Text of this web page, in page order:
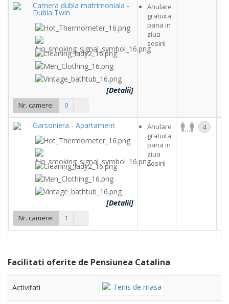
Camera dubla matrimoniala -
Dubla Twin
[Detalii]
Nr. camere: 9
Anulare
gratuita
pana in
ziua
sosirii
Garsoniera - Apartament
[Detalii]
Nr. camere: 1
Anulare
gratuita
pana in
ziua
sosirii
4
Facilitati oferite de Pensiunea Catalina
Activitati Tenis de masa